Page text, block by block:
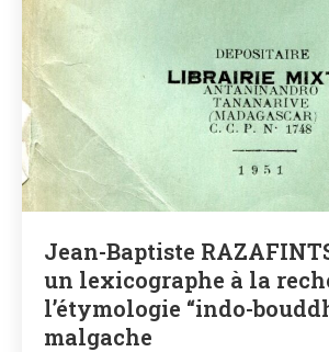
Jean-Baptiste
un lexicographe à la
l’étymologie “indo-
malgache